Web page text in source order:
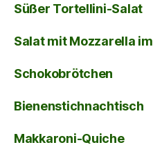
Süßer Tortellini-Salat
Salat mit Mozzarella
Schokobrötchen
Bienenstichnachtisch
Makkaroni-Quiche